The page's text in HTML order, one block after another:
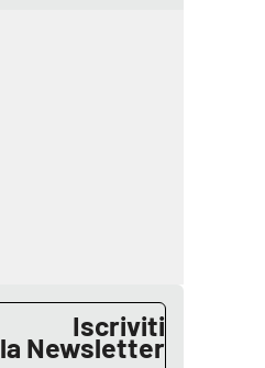
Iscriviti
Newsletter